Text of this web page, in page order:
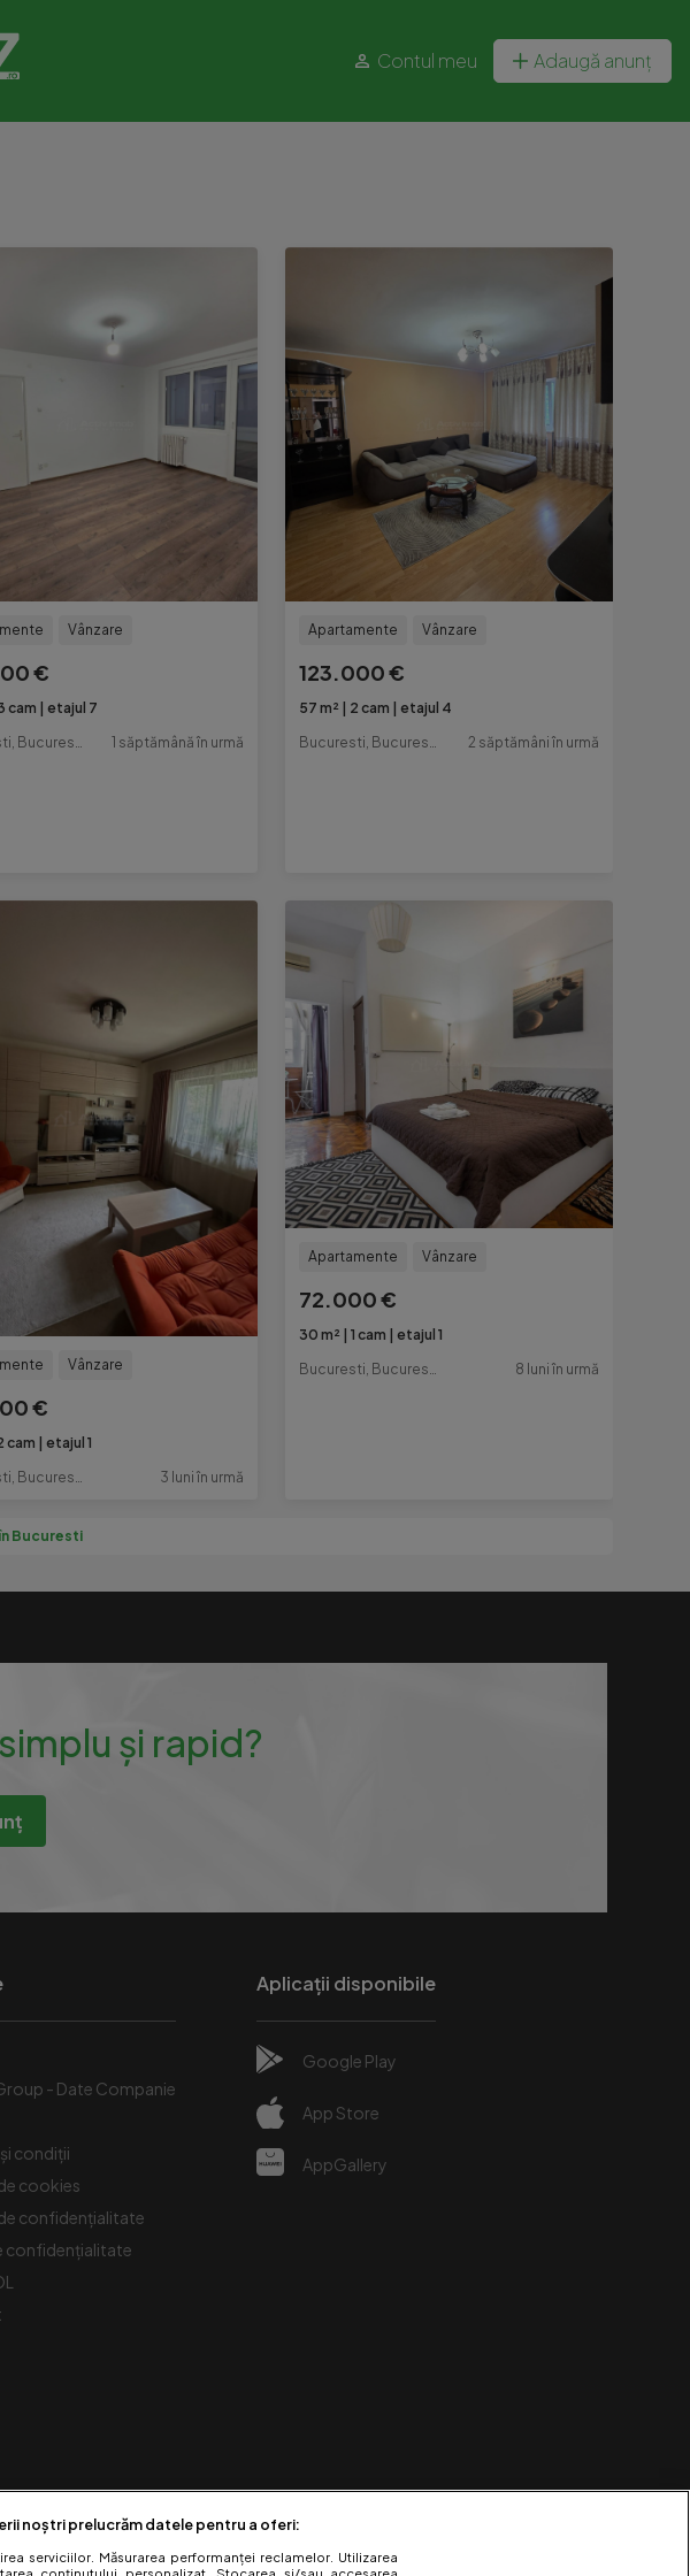
Contul meu Adaugă anunț
Vânzare
€
cam
etajul 7
1 săptămână în urmă
Apartamente Vânzare
123.000 €
57 m² 2 cam
etajul 4
2 săptămâni în urmă
Vânzare
€
cam
etajul 1
Bucuresti, Bucuresti-Ilfov
3 luni în urmă
Apartamente Vânzare
72.000 €
30 m² 1 cam
etajul 1
8 luni în urmă
Bucuresti
și rapid?
- Date Companie
condiții
cookies
confidențialitate
confidențialitate
Aplicații disponibile
Google Play
App Store
AppGallery
noștri prelucrăm datele pentru a oferi:
serviciilor. Măsurarea performanței reclamelor. Utilizarea